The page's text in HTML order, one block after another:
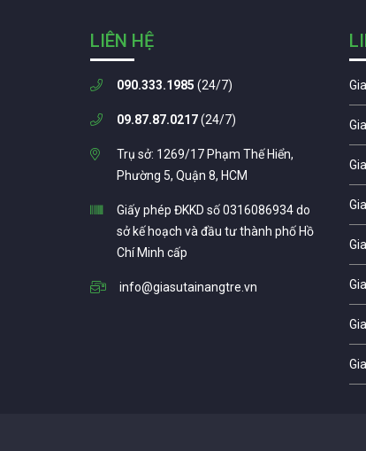
LIÊN HỆ
090.333.1985 (24/7)
09.87.87.0217(24/7)
Trụ sở: 1269/17 Phạm Thế Hiển,
Phường 5, Quận 8, HCM
Giấy phép ĐKKD số 0316086934 do
sở kế hoạch và đầu tư thành phố Hồ
Chí Minh cấp
info@giasutainangtre.vn